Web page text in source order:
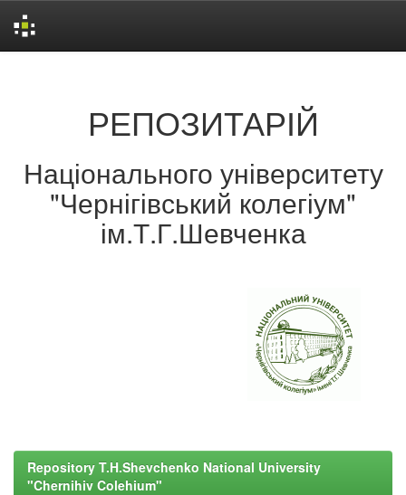
РЕПОЗИТАРІЙ
Національного університету
"Чернігівський колегіум"
ім.Т.Г.Шевченка
Repository T.H.Shevchenko National University
"Chernihiv Colehium"